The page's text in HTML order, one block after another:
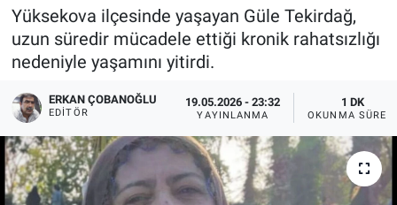
Yüksekova ilçesinde yaşayan Güle Tekirdağ,
uzun süredir mücadele ettiği kronik rahatsızlığı
nedeniyle yaşamını yitirdi.
ERKAN ÇOBANOĞLU
EDITÖR
19.05.2026 - 23:32
YAYINLANMA
1 DK
OKUNMA SÜRESI
Tüm Manşetler
Son Dakika Haberleri